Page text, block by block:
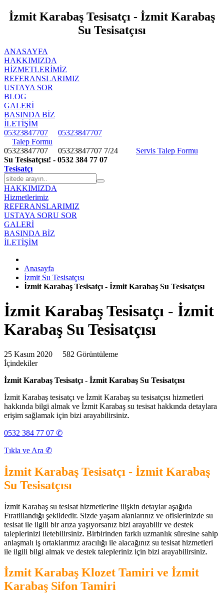
İzmit Karabaş Tesisatçı - İzmit Karabaş
Su Tesisatçısı
ANASAYFA
HAKKIMIZDA
HIZMETLERIMIZ
REFERANSLARIMIZ
USTAYA SOR
BLOG
GALERİ
BASINDA BİZ
İLETİŞİM
05323847707
05323847707
Talep Formu
05323847707 05323847707 7/24
Servis Talep Formu
Su Tesisatçısı! - 0532 384 77 07
Tesisatçı
HAKKIMIZDA
Hizmetlerimiz
REFERANSLARIMIZ
USTAYA SORU SOR
GALERİ
BASINDA BİZ
İLETİŞİM
Anasayfa
İzmit Su Tesisatçısı
İzmit Karabaş Tesisatçı - İzmit Karabaş Su Tesisatçısı
İzmit Karabaş Tesisatçı - İzmit
Karabaş Su Tesisatçısı
25 Kasım 2020 582 Görüntüleme
İçindekiler
İzmit Karabaş Tesisatçı - İzmit Karabaş Su Tesisatçısı
İzmit Karabaş tesisatçı ve İzmit Karabaş su tesisatçısı hizmetleri
hakkında bilgi almak ve İzmit Karabaş su tesisat hakkında detaylara
erişim sağlamak için bizi arayabilirsiniz.
0532 384 77 07 ✆
Tıkla ve Ara ✆
İzmit Karabaş Tesisatçı - İzmit Karabaş
Su Tesisatçısı
İzmit Karabaş su tesisat hizmetlerine ilişkin detaylar aşağıda
Fıratlilandığı şekildedir. Sizde yaşam alanlarınız ve ofislerinizde su
tesisat ile ilgili bir arıza yaşıyorsanız bizi arayabilir ve destek
taleplerinizi iletebilirsiniz. Birbirinden farklı uzmanlık süresine sahip
anlaşmalı iş ortaklarımız aracılığı ile alacağınız su tesisat hizmetleri
ile ilgili bilgi almak ve destek talepleriniz için bizi arayabilirsiniz.
İzmit Karabaş Klozet Tamiri ve İzmit
Karabaş Sifon Tamiri